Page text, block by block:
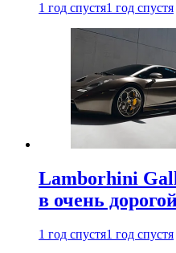
1 год спустя1 год спустя
Lamborhini
в очень
1 год спустя1 год спустя